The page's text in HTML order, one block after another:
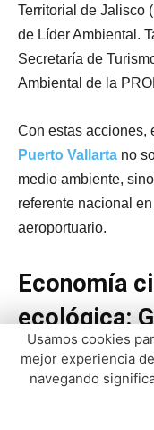
Usamos cookies
mejor experiencia
navegando